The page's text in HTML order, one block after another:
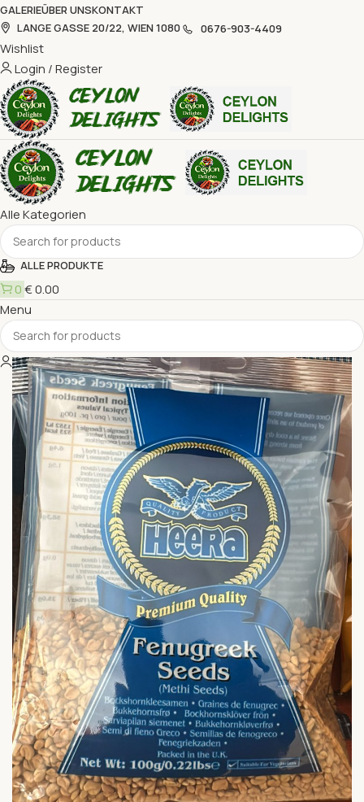
GALERIEÜBER UNSKONTAKT
LANGE GASSE 20/22, WIEN 1080
0676-903-4409
Wishlist
Login / Register
Alle Kategorien
ALLE PRODUKTE
0€0.00
Menu